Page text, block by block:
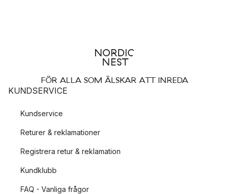
FÖR ALLA SOM ÄLSKAR ATT INREDA
KUNDSERVICE
Kundservice
Returer & reklamationer
Registrera retur & reklamation
Kundklubb
FAQ - Vanliga frågor